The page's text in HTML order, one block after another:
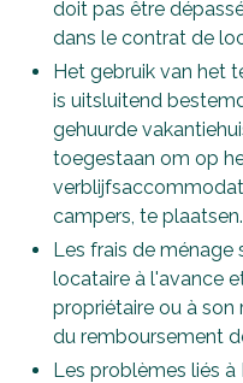
doit pas être
dans le contrat de
Het gebruik van het
is uitsluitend
gehuurde
toegestaan om op
campers, te plaatsen.
Les frais de
locataire à l'avance
propriétaire ou à
du remboursement
Les problèmes liés à